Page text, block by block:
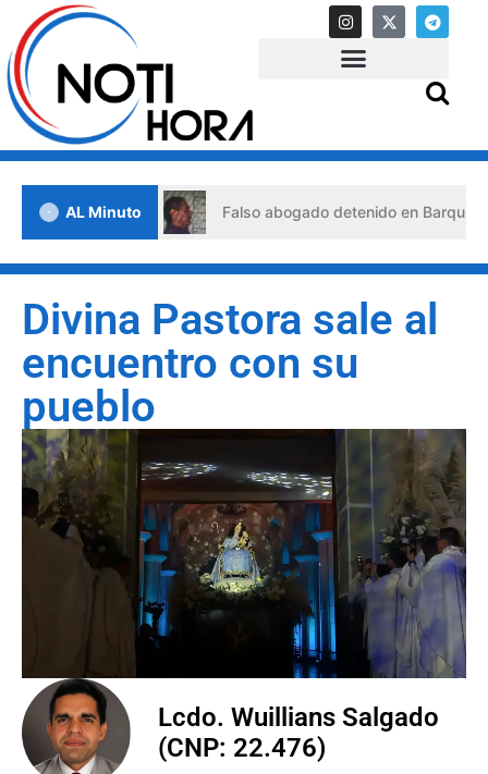
AL Minuto
de crisis Falso abogado detenido en Barquisimeto:
Divina Pastora sale al
encuentro con su
pueblo
Lcdo. Wuillians Salgado
(CNP: 22.476)